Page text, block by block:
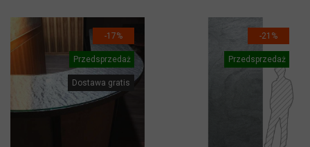
-17%
Przedsprzedaż
Dostawa gratis
-21%
Przedsprzedaż